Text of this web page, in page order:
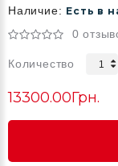
Наличие: Есть в
0
Количество
13300.00Грн.